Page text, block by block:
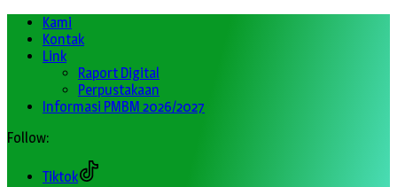
Kami
Kontak
Link
Raport Digital
Perpustakaan
Informasi PMBM 2026/2027
Follow:
Tiktok